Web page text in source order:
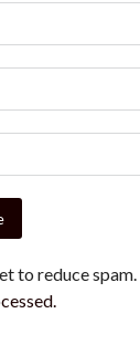
to reduce spam.